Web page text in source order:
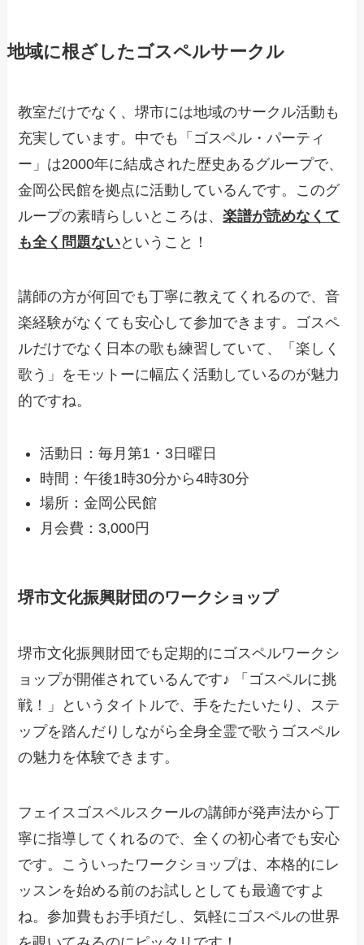
地域に根ざしたゴスペルサークル
教室だけでなく、堺市には地域のサークル活動も
充実しています。中でも「ゴスペル・パーティ
ー」は2000年に結成された歴史あるグループで、
金岡公民館を拠点に活動しているんです。このグ
ループの素晴らしいところは、楽譜が読めなくて
も全く問題ないということ！
講師の方が何回でも丁寧に教えてくれるので、音
楽経験がなくても安心して参加できます。ゴスペ
ルだけでなく日本の歌も練習していて、「楽しく
歌う」をモットーに幅広く活動しているのが魅力
的ですね。
活動日：毎月第1・3日曜日
時間：午後1時30分から4時30分
場所：金岡公民館
月会費：3,000円
堺市文化振興財団のワークショップ
堺市文化振興財団でも定期的にゴスペルワークシ
ョップが開催されているんです♪ 「ゴスペルに挑
戦！」というタイトルで、手をたたいたり、ステ
ップを踏んだりしながら全身全霊で歌うゴスペル
の魅力を体験できます。
フェイスゴスペルスクールの講師が発声法から丁
寧に指導してくれるので、全くの初心者でも安心
です。こういったワークショップは、本格的にレ
ッスンを始める前のお試しとしても最適ですよ
ね。参加費もお手頃だし、気軽にゴスペルの世界